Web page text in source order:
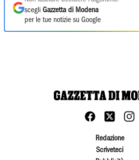
scegli Gazzetta di Modena
per le tue notizie su Google
Redazione
Scriveteci